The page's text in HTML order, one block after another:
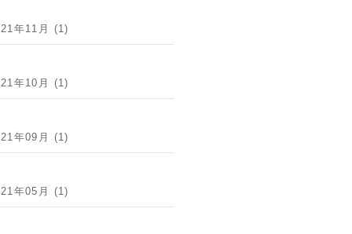
年11月 (1)
年10月 (1)
年09月 (1)
年05月 (1)